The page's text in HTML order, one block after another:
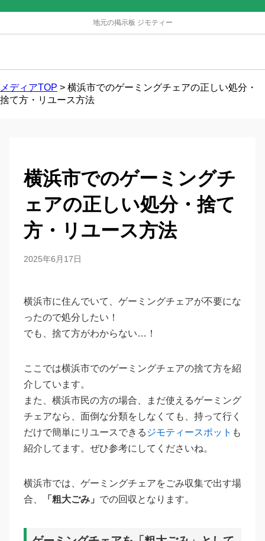
地元の掲示板 ジモティー
メディアTOP > 横浜市でのゲーミングチェアの正しい処分・
捨て方・リユース方法
横浜市でのゲーミングチ
ェアの正しい処分・捨て
方・リユース方法
2025年6月17日
横浜市に住んでいて、ゲーミングチェアが不要にな
ったので処分したい！
でも、捨て方がわからない…！
ここでは横浜市でのゲーミングチェアの捨て方を紹
介しています。
また、横浜市民の方の場合、まだ使えるゲーミング
チェアなら、面倒な分類をしなくても、持って行く
だけで簡単にリユースできる ジモティースポット も
紹介してます。ぜひ参考にしてくださいね。
横浜市では、ゲーミングチェアをごみ収集で出す場
合、
「粗大ごみ」 での回収となります。